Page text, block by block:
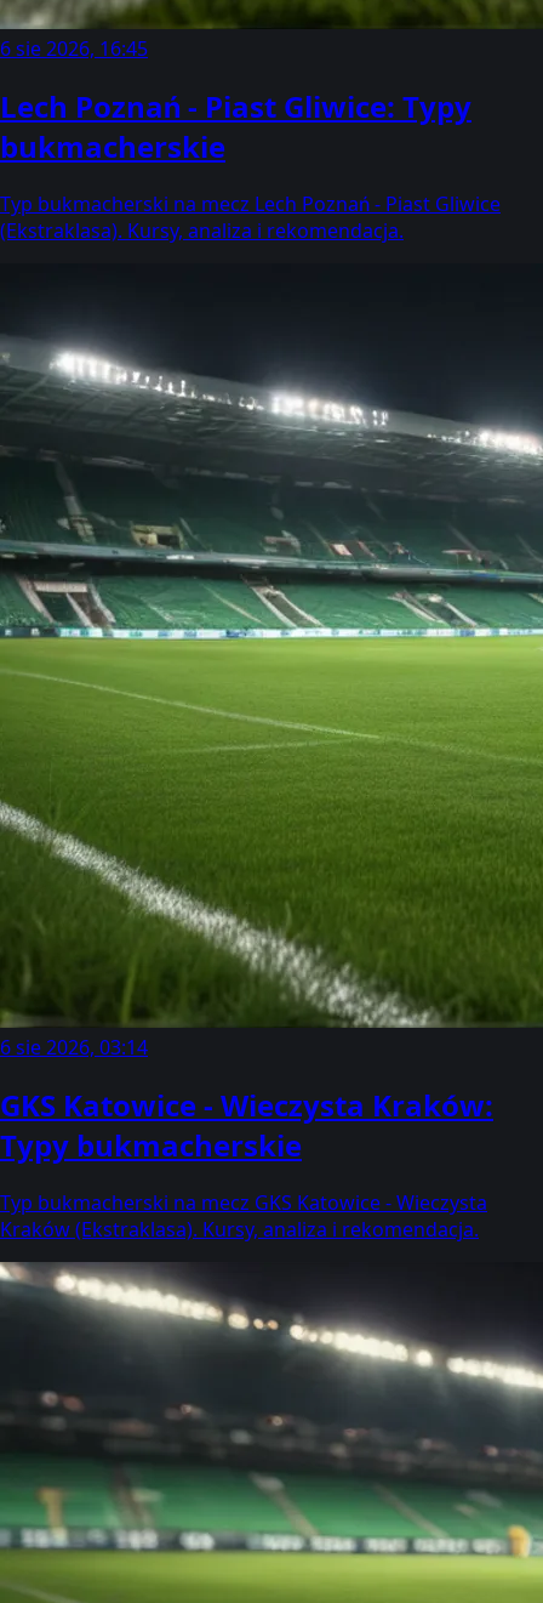
6 sie 2026, 16:45
Lech Poznań - Piast Gliwice: Typy
bukmacherskie
Typ bukmacherski na mecz Lech Poznań - Piast Gliwice
(Ekstraklasa). Kursy, analiza i rekomendacja.
6 sie 2026, 03:14
GKS Katowice - Wieczysta Kraków:
Typy bukmacherskie
Typ bukmacherski na mecz GKS Katowice - Wieczysta
Kraków (Ekstraklasa). Kursy, analiza i rekomendacja.